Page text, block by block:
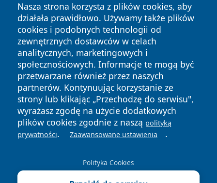
Nasza strona korzysta z plików cookies, aby
działała prawidłowo. Używamy także plików
cookies i podobnych technologii od
zewnętrznych dostawców w celach
analitycznych, marketingowych i
społecznościowych. Informacje te mogą być
przetwarzane również przez naszych
partnerów. Kontynuując korzystanie ze
strony lub klikając „Przechodzę do serwisu",
wyrażasz zgodę na użycie dodatkowych
plików cookies zgodnie z naszą polityką
prywatności. Zaawansowane ustawienia .
Polityka Cookies
Copyright © 2026 leszczynski24.pl Wszystkie prawa
zastrzeżone.
News Autorzy
Polityka
Prywatności
Polityka
Cookies